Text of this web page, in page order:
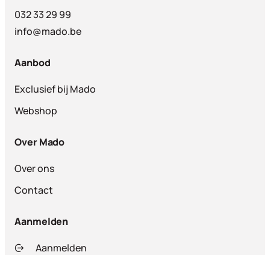
032 33 29 99
info@mado.be
Aanbod
Exclusief bij Mado
Webshop
Over Mado
Over ons
Contact
Aanmelden
Aanmelden